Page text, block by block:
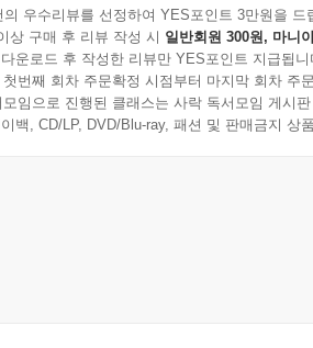
들을 가려뽑아 작품이 지니는 의미와
전문을 번역해서 싣고 간단한 해설을 덧
기에 좋은 문학 작품들을 찾아 읽으면
쉬운 일이 아니다. ‘세계문학을 읽다’
의 우수리뷰를 선정하여 YES포인트 3만원을 드
상 구매 후 리뷰 작성 시 일반회원 300원, 마니
운로드 후 작성한 리뷰만 YES포인트 지급됩니
첫번째 회차 주문확정 시점부터 마지막 회차 주
임으로 진행된 클래스는 사락 독서모임 게시
백, CD/LP, DVD/Blu-ray, 패션 및 판매금지 상